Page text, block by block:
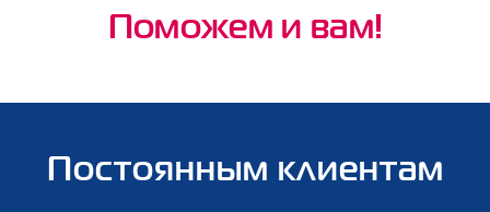
Поможем и вам!
Постоянным клиентам